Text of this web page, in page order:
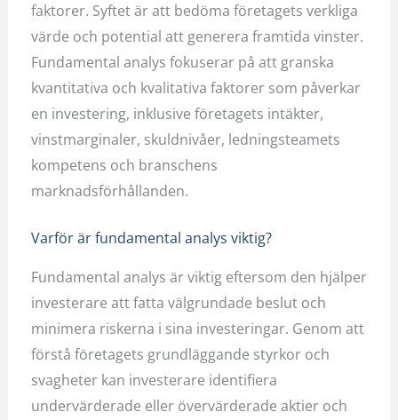
faktorer. Syftet är att bedöma företagets verkliga
värde och potential att generera framtida vinster.
Fundamental analys fokuserar på att granska
kvantitativa och kvalitativa faktorer som påverkar
en investering, inklusive företagets intäkter,
vinstmarginaler, skuldnivåer, ledningsteamets
kompetens och branschens
marknadsförhållanden.
Varför är fundamental analys viktig?
Fundamental analys är viktig eftersom den hjälper
investerare att fatta välgrundade beslut och
minimera riskerna i sina investeringar. Genom att
förstå företagets grundläggande styrkor och
svagheter kan investerare identifiera
undervärderade eller övervärderade aktier och